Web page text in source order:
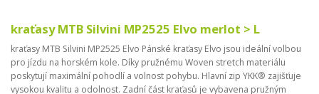
kraťasy MTB Silvini MP2525 Elvo merlot > L
kraťasy MTB Silvini MP2525 Elvo Pánské kraťasy Elvo jsou ideální volbou
pro jízdu na horském kole. Díky pružnému Woven stretch materiálu
poskytují maximální pohodlí a volnost pohybu. Hlavní zip YKK® zajišťuje
vysokou kvalitu a odolnost. Zadní část kraťasů je vybavena pružným